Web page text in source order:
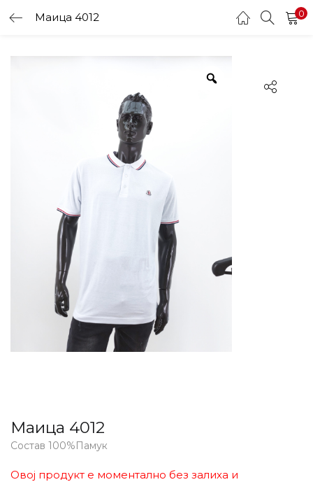
Маица 4012 0
Маица 4012
Состав 100%Памук
Овој продукт е моментално без залиха и
LOGIN
Enter your username and password to login.
Remember me
Login
Lost password?